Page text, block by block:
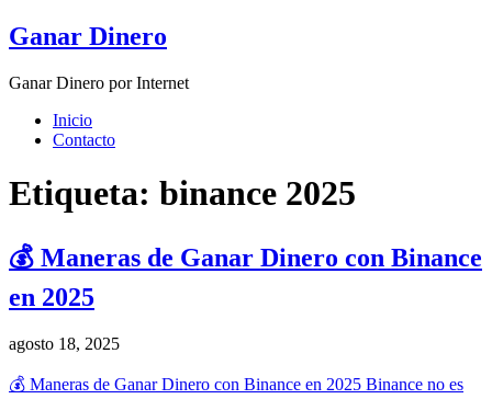
Skip
to
Ganar Dinero
Ganar Dinero por Internet
Inicio
Contacto
Etiqueta: binance 2025
💰 Maneras de Ganar Dinero con Binance
en 2025
agosto 18, 2025
💰 Maneras de Ganar Dinero con Binance en 2025 Binance no es